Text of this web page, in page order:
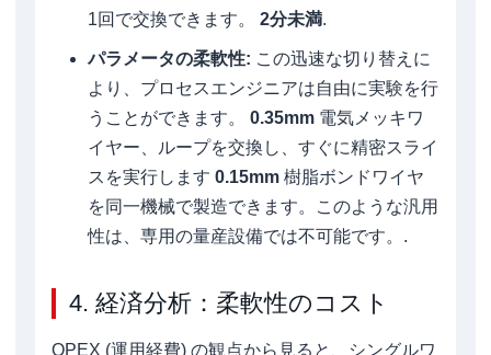
1回で交換できます。 2分未満.
パラメータの柔軟性: この迅速な切り替えに
より、プロセスエンジニアは自由に実験を行
うことができます。 0.35mm電気メッキワ
イヤー、ループを交換し、すぐに精密スライ
スを実行します 0.15mm樹脂ボンドワイヤ
を同一機械で製造できます。このような汎用
性は、専用の量産設備では不可能です。.
4. 経済分析：柔軟性のコスト
OPEX (運用経費) の観点から見ると、シングルワ